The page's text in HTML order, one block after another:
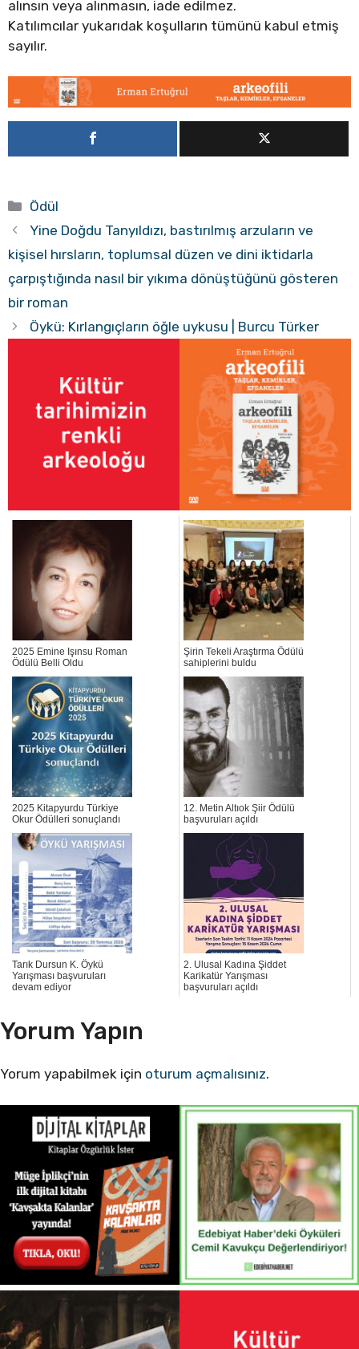
alınsın veya alınmasın, iade edilmez.
Katılımcılar yukarıdak koşulların tümünü kabul etmiş
sayılır.
Kategoriler
Ödül
Yine Doğdu Tanyıldızı, bastırılmış arzuların ve
kişisel hırsların, toplumsal düzen ve dini iktidarla
çarpıştığında nasıl bir yıkıma dönüştüğünü gösteren
bir roman
Öykü: Kırlangıçların öğle uykusu | Burcu Türker
2025 Emine Işınsu Roman
Ödülü Belli Oldu
Şirin Tekeli Araştırma Ödülü
sahiplerini buldu
2025 Kitapyurdu Türkiye
Okur Ödülleri sonuçlandı
12. Metin Altıok Şiir Ödülü
başvuruları açıldı
Tarık Dursun K. Öykü
Yarışması başvuruları
devam ediyor
2. Ulusal Kadına Şiddet
Karikatür Yarışması
başvuruları açıldı
Yorum Yapın
Yorum yapabilmek için oturum açmalısınız.